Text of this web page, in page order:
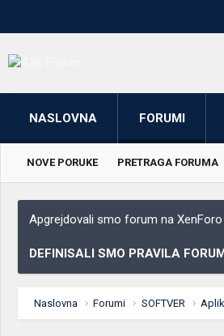
NASLOVNA FORUMI
NOVE PORUKE PRETRAGA FORUMA
Apgrejdovali smo forum na
DEFINISALI SMO PRAVILA
Naslovna Forumi SOFTVER